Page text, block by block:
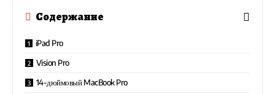
Содержание
iPad Pro
Vision Pro
14-дюймовый MacBook Pro